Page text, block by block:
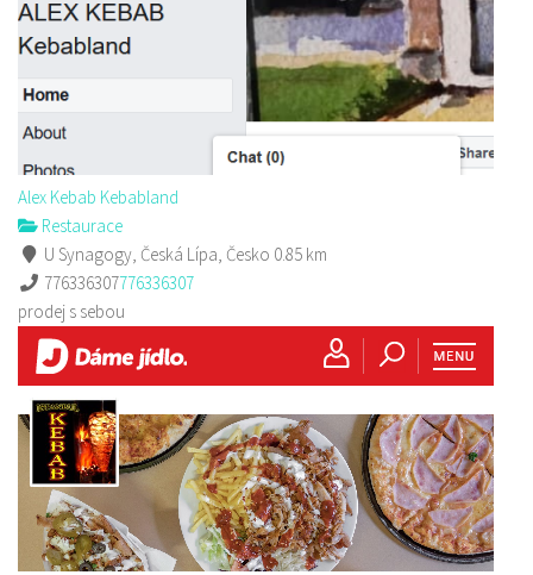
Alex Kebab Kebabland
Restaurace
U Synagogy, Česká Lípa, Česko 0.85 km
776336307776336307
prodej s sebou